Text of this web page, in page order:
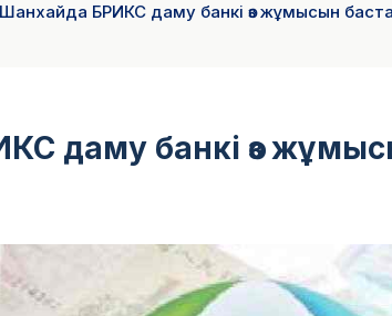
Шанхайда БРИКС даму банкі өз жұмысын
даму банкі өз